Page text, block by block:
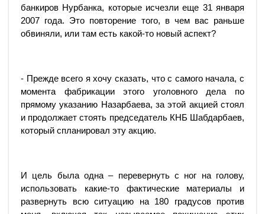
банкиров Нурбанка, которые исчезли еще 31 января
2007 года. Это повторение того, в чем вас раньше
обвиняли, или там есть какой-то новый аспект?
- Прежде всего я хочу сказать, что с самого начала, с
момента фабрикации этого уголовного дела по
прямому указанию Назарбаева, за этой акцией стоял
и продолжает стоять председатель КНБ Шабдарбаев,
который спланировал эту акцию.
И цель была одна – перевернуть с ног на голову,
использовать какие-то фактические материалы и
развернуть всю ситуацию на 180 градусов против